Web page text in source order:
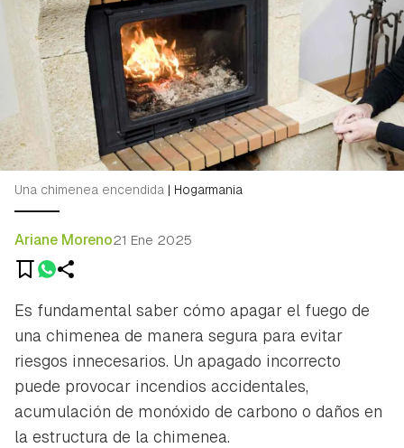
Una chimenea encendida | Hogarmania
Ariane Moreno21 Ene 2025
Es fundamental saber cómo apagar el fuego de
una chimenea de manera segura para evitar
riesgos innecesarios. Un apagado incorrecto
puede provocar incendios accidentales,
acumulación de monóxido de carbono o daños en
la estructura de la chimenea.